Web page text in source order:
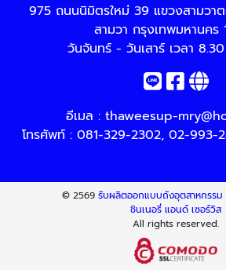
975 ถนนนิมิตรใหม่ 39 แขวงสามวา
สามวา กรุงเทพมหานคร
วันจันทร์ - วันเสาร์ เวลา
อีเมล : thaweesup-
โทรศัพท์ : 081-329-2302, 02-993-
© 2569 รับผลิตออกแบบถังอุตสาหกรร
ชินเนอรี่ แอนด์ เซอร์วิส
All rights reserved.